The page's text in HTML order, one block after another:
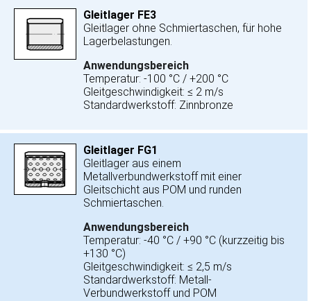
Gleitlager FE3
Gleitlager ohne Schmiertaschen, für hohe
Lagerbelastungen.
Anwendungsbereich
Temperatur: -100 °C / +200 °C
Gleitgeschwindigkeit: ≤ 2 m/s
Standardwerkstoff: Zinnbronze
Gleitlager FG1
Gleitlager aus einem
Metallverbundwerkstoff mit einer
Gleitschicht aus POM und runden
Schmiertaschen.
Anwendungsbereich
Temperatur: -40 °C / +90 °C (kurzzeitig bis
+130 °C)
Gleitgeschwindigkeit: ≤ 2,5 m/s
Standardwerkstoff: Metall-
Verbundwerkstoff und POM